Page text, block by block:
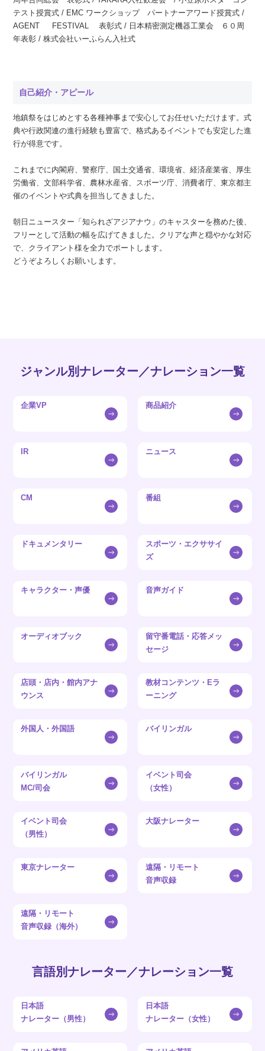
テスト授賞式 / EMC ワークショップ パートナーアワード授賞式 /
AGENT FESTIVAL 表彰式 / 日本精密測定機器工業会 ６０周
年表彰 / 株式会社いーふらん入社式
自己紹介・アピール
地鎮祭をはじめとする各種神事まで安心してお任せいただけます。式
典や行政関連の進行経験も豊富で、格式あるイベントでも安定した進
行が得意です。
これまでに内閣府、警察庁、国土交通省、環境省、経済産業省、厚生
労働省、文部科学省、農林水産省、スポーツ庁、消費者庁、東京都主
催のイベントや式典を担当してきました。
朝日ニュースター「知られざアジアナウ」のキャスターを務めた後、
フリーとして活動の幅を広げてきました。クリアな声と穏やかな対応
で、クライアント様を全力でポートします。
どうぞよろしくお願いします。
ジャンル別ナレーター／ナレーション一覧
企業VP 商品紹介
IR ニュース
CM 番組
ドキュメンタリー
スポーツ・エクササイ
ズ
キャラクター・声優 音声ガイド
オーディオブック
留守番電話・応答メッ
セージ
店頭・店内・館内アナ
ウンス
教材コンテンツ・Eラ
ーニング
外国人・外国語 バイリンガル
バイリンガル
MC/司会
イベント司会
（女性）
イベント司会
（男性）
大阪ナレーター
東京ナレーター
遠隔・リモート
音声収録
遠隔・リモート
音声収録（海外）
言語別ナレーター／ナレーション一覧
日本語
ナレーター（男性）
日本語
ナレーター（女性）